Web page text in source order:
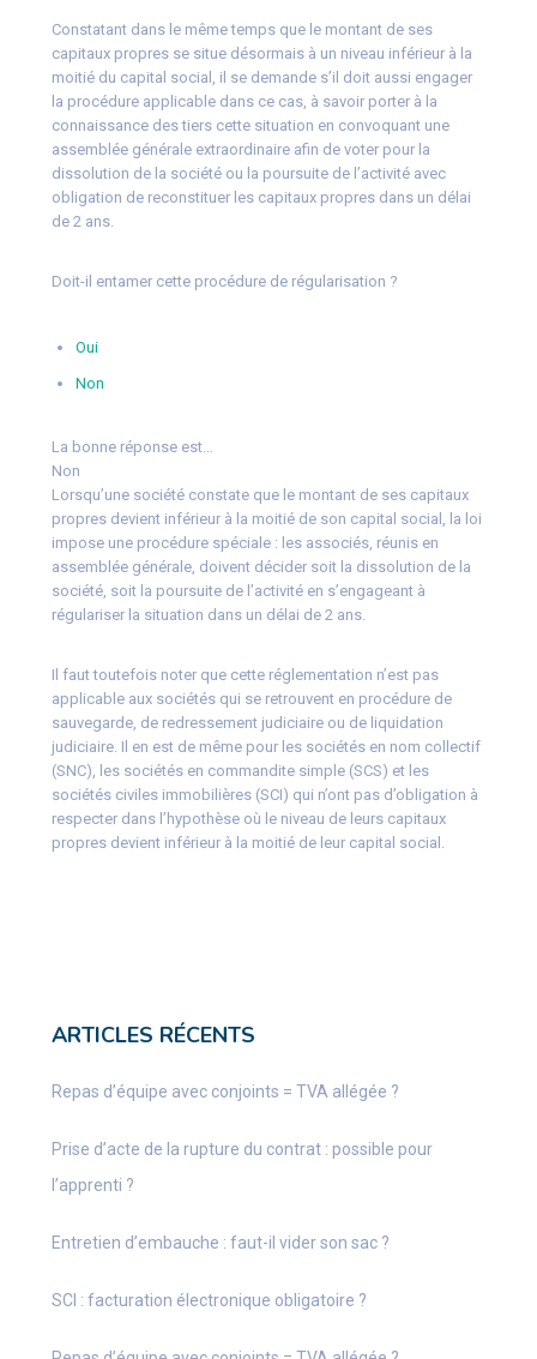
Constatant dans le même temps que le montant de ses
capitaux propres se situe désormais à un niveau inférieur à la
moitié du capital social, il se demande s’il doit aussi engager
la procédure applicable dans ce cas, à savoir porter à la
connaissance des tiers cette situation en convoquant une
assemblée générale extraordinaire afin de voter pour la
dissolution de la société ou la poursuite de l’activité avec
obligation de reconstituer les capitaux propres dans un délai
de 2 ans.
Doit-il entamer cette procédure de régularisation ?
Oui
Non
La bonne réponse est…
Non
Lorsqu’une société constate que le montant de ses capitaux
propres devient inférieur à la moitié de son capital social, la loi
impose une procédure spéciale : les associés, réunis en
assemblée générale, doivent décider soit la dissolution de la
société, soit la poursuite de l’activité en s’engageant à
régulariser la situation dans un délai de 2 ans.
Il faut toutefois noter que cette réglementation n’est pas
applicable aux sociétés qui se retrouvent en procédure de
sauvegarde, de redressement judiciaire ou de liquidation
judiciaire. Il en est de même pour les sociétés en nom collectif
(SNC), les sociétés en commandite simple (SCS) et les
sociétés civiles immobilières (SCI) qui n’ont pas d’obligation à
respecter dans l’hypothèse où le niveau de leurs capitaux
propres devient inférieur à la moitié de leur capital social.
ARTICLES RÉCENTS
Repas d’équipe avec conjoints = TVA allégée ?
Prise d’acte de la rupture du contrat : possible pour
l’apprenti ?
Entretien d’embauche : faut-il vider son sac ?
SCI : facturation électronique obligatoire ?